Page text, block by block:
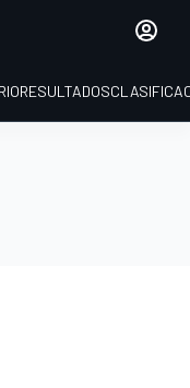
RESULTADOS